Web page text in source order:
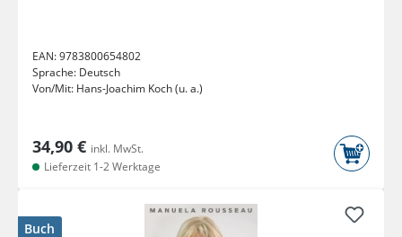
EAN:9783800654802
Sprache: Deutsch
Von/Mit: Hans-Joachim Koch (u. a.)
34,90 € inkl. MwSt.
Lieferzeit 1-2 Werktage
Buch